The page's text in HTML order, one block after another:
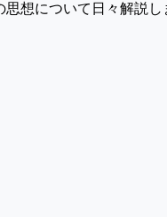
思想について⽇々解説し